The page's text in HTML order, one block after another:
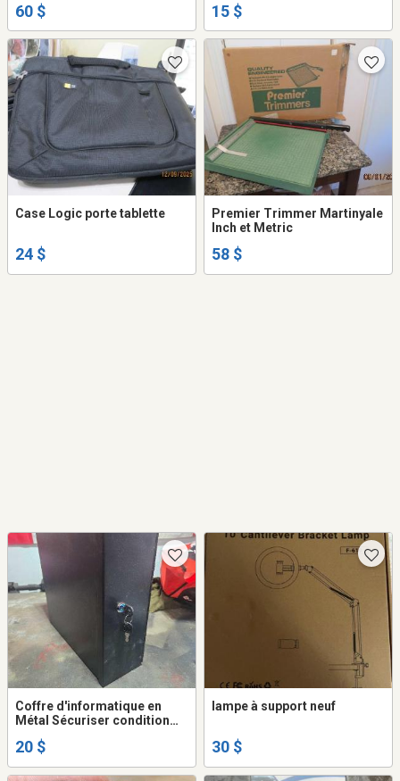
60 $ 15 $
Case Logic porte tablette
24 $
Premier Trimmer Martinyale
Inch et Metric
58 $
Coffre d'informatique en
Métal Sécuriser condition
20 $
lampe à support neuf
30 $